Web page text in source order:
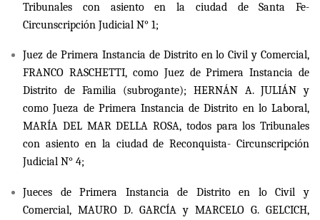
Tribunales con asiento en la ciudad de Santa Fe-
Circunscripción Judicial N° 1;
Juez de Primera Instancia de Distrito en lo Civil y Comercial,
FRANCO RASCHETTI, como Juez de Primera Instancia de
Distrito de Familia (subrogante); HERNÁN A. JULIÁN y
como Jueza de Primera Instancia de Distrito en lo Laboral,
MARÍA DEL MAR DELLA ROSA, todos para los Tribunales
con asiento en la ciudad de Reconquista- Circunscripción
Judicial N° 4;
Jueces de Primera Instancia de Distrito en lo Civil y
Comercial, MAURO D. GARCÍA y MARCELO G. GELCICH,